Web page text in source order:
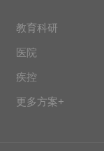
教育科研
医院
疾控
更多方案+